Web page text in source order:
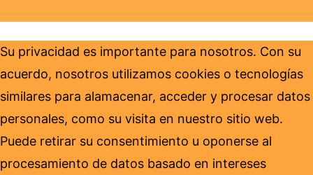
Su privacidad es importante para nosotros. Con su
acuerdo, nosotros utilizamos cookies o tecnologías
similares para alamacenar, acceder y procesar datos
personales, como su visita en nuestro sitio web.
Puede retirar su consentimiento u oponerse al
procesamiento de datos basado en intereses